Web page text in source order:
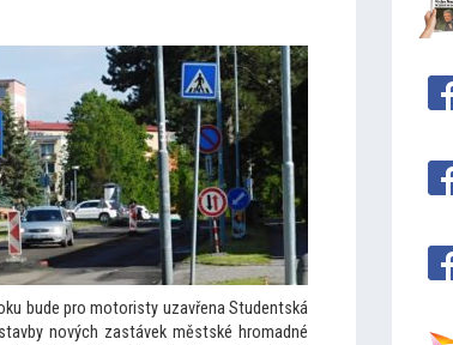
bude pro motoristy uzavřena Studentská
nových zastávek městské hromadné